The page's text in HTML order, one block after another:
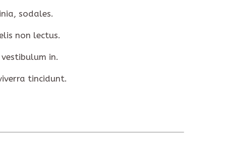
sodales.
non lectus.
in.
tincidunt.